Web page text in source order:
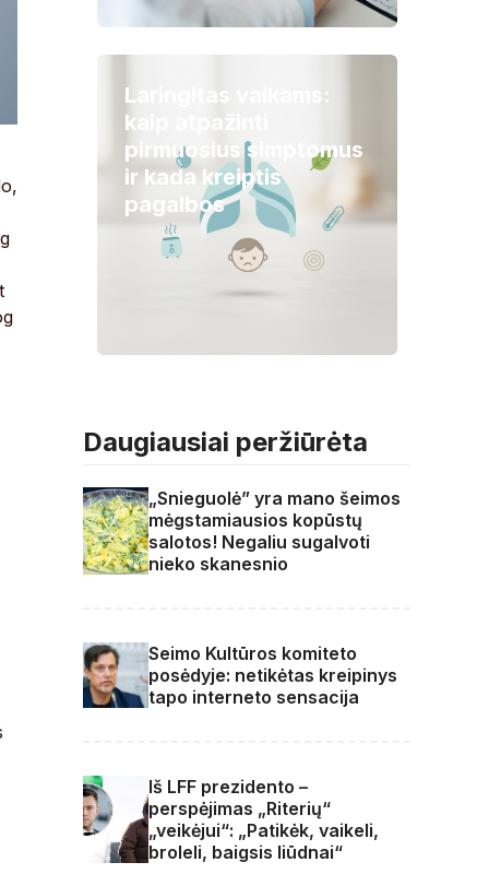
Laringitas vaikams:
kaip atpažinti
pirmuosius simptomus
ir kada kreiptis
pagalbos
Daugiausiai peržiūrėta
„Snieguolė” yra mano šeimos
mėgstamiausios kopūstų
salotos! Negaliu sugalvoti
nieko skanesnio
Seimo Kultūros komiteto
posėdyje: netikėtas kreipinys
tapo interneto sensacija
Iš LFF prezidento –
perspėjimas „Riterių“
„veikėjui“: „Patikėk, vaikeli,
broleli, baigsis liūdnai“